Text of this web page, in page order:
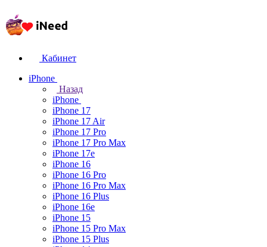
Кабинет
iPhone
Назад
iPhone
iPhone 17
iPhone 17 Air
iPhone 17 Pro
iPhone 17 Pro Max
iPhone 17e
iPhone 16
iPhone 16 Pro
iPhone 16 Pro Max
iPhone 16 Plus
iPhone 16e
iPhone 15
iPhone 15 Pro Max
iPhone 15 Plus